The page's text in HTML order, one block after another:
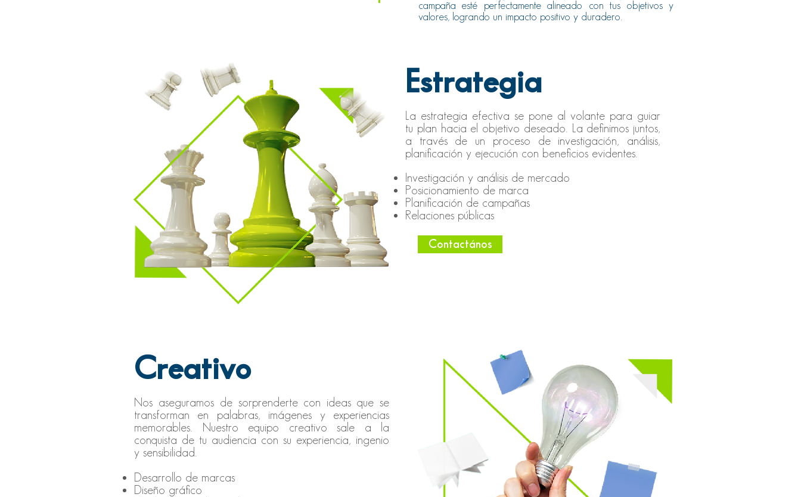
campaña esté perfectamente alineado con tus objetivos y
valores, logrando un impacto positivo y duradero.
Estrategia
La estrategia efectiva se pone al volante para guiar
tu plan hacia el objetivo deseado. La definimos juntos,
a través de un proceso de investigación, análisis,
planificación y ejecución con beneficios evidentes.
Investigación y análisis de mercado
Posicionamiento de marca
Planificación de campañas
Relaciones públicas
Contactános
Creativo
Nos aseguramos de sorprenderte con ideas que se
transforman en palabras, imágenes y experiencias
memorables. Nuestro equipo creativo sale a la
conquista de tu audiencia con su experiencia, ingenio
y sensibilidad.
Desarrollo de marcas
Diseño gráfico